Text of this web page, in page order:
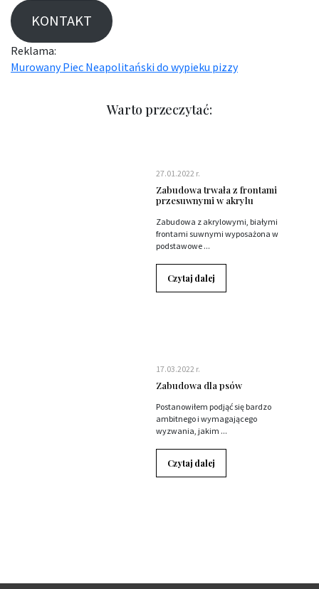
KONTAKT
Reklama:
Murowany Piec Neapolitański do wypieku pizzy
Warto przeczytać:
27.01.2022 r.
Zabudowa trwała z frontami
przesuwnymi w akrylu
Zabudowa z akrylowymi, białymi
frontami suwnymi wyposażona w
podstawowe ...
Czytaj dalej
17.03.2022 r.
Zabudowa dla psów
Postanowiłem podjąć się bardzo
ambitnego i wymagającego
wyzwania, jakim ...
Czytaj dalej